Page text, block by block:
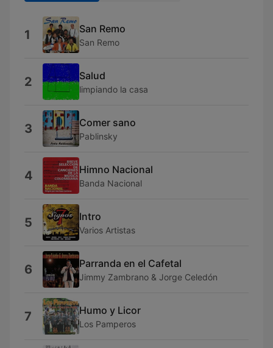
1 San Remo
San Remo
2 Salud
limpiando la casa
3 Comer sano
Pablinsky
4 Himno Nacional
Banda Nacional
5 Intro
Varios Artistas
6 Parranda en el Cafetal
Jimmy Zambrano & Jorge Celedón
7 Humo y Licor
Los Pamperos